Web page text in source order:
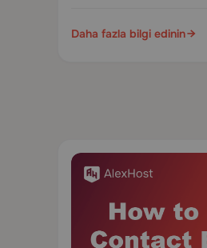
Daha fazla bilgi edinin